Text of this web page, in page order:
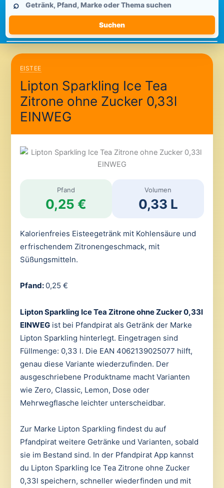
durchsuchen
⌕
Suchen
EISTEE
Lipton Sparkling Ice Tea
Zitrone ohne Zucker 0,33l
EINWEG
Pfand
0,25 €
Volumen
0,33 L
Kalorienfreies Eisteegetränk mit Kohlensäure und
erfrischendem Zitronengeschmack, mit
Süßungsmitteln.
Pfand: 0,25 €
Lipton Sparkling Ice Tea Zitrone ohne Zucker 0,33l
EINWEGist bei Pfandpirat als Getränk der Marke
Lipton Sparkling hinterlegt. Eingetragen sind
Füllmenge: 0,33 l. Die EAN 4062139025077 hilft,
genau diese Variante wiederzufinden. Der
ausgeschriebene Produktname macht Varianten
wie Zero, Classic, Lemon, Dose oder
Mehrwegflasche leichter unterscheidbar.
Zur Marke Lipton Sparkling findest du auf
Pfandpirat weitere Getränke und Varianten, sobald
sie im Bestand sind. In der Pfandpirat App kannst
du Lipton Sparkling Ice Tea Zitrone ohne Zucker
0,33l speichern, schneller wiederfinden und mit